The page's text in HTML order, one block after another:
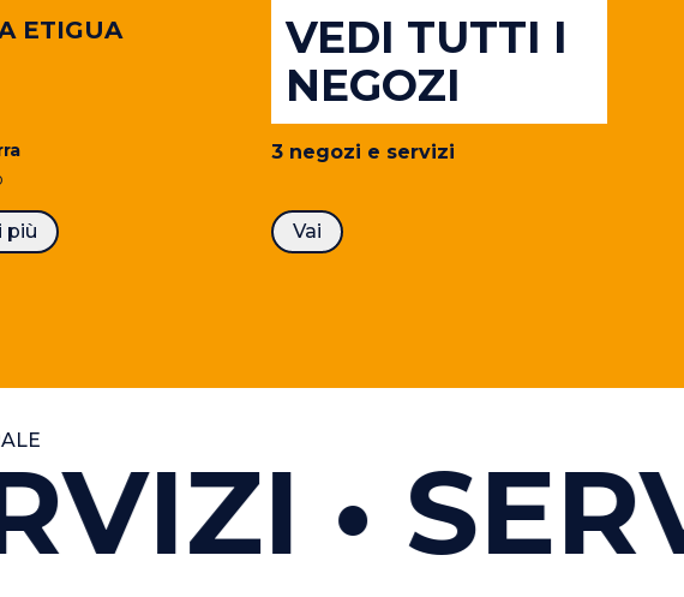
ETIGUA
più
VEDI TUTTI I
NEGOZI
3 negozi e servizi
Vai